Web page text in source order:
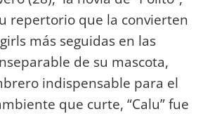
repertorio que la convierten
más seguidas en las
de su mascota,
indispensable para el
que curte, “Calu” fue